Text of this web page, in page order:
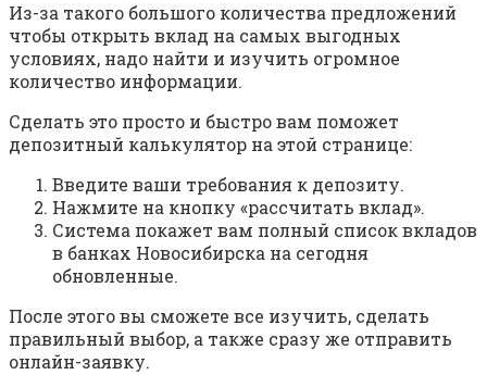
Из-за такого большого количества предложений
чтобы открыть вклад на самых выгодных
условиях, надо найти и изучить огромное
количество информации.
Сделать это просто и быстро вам поможет
депозитный калькулятор на этой странице:
Введите ваши требования к депозиту.
Нажмите на кнопку «рассчитать вклад».
Система покажет вам полный список вкладов
в банках Новосибирска на сегодня
обновленные.
После этого вы сможете все изучить, сделать
правильный выбор, а также сразу же отправить
онлайн-заявку.